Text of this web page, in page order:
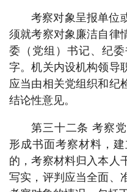
考察对象呈报单位
须就考察对象廉洁自律
委（党组）书记、纪
字。机关内设机构领导
应当由相关党组织和纪
结论性意见。
第三十二条 考察
形成书面考察材料，
的，考察材料归入本人
写实，评判应当全面、